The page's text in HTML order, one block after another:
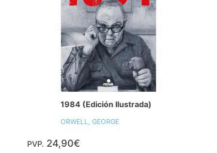
1984 (Edición Ilustrada)
ORWELL, GEORGE
PVP. 24,90€